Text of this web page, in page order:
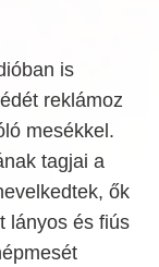
is
reklámoz
mesékkel.
tagjai a
ők
lányos és fiús